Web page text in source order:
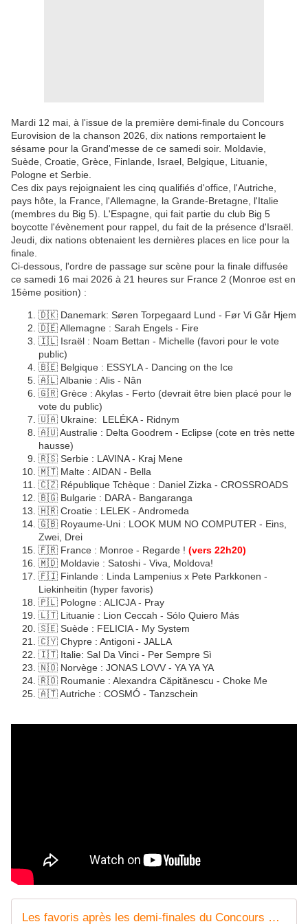
Mardi 12 mai, à l'issue de la première demi-finale du Concours
Eurovision de la chanson 2026, dix nations remportaient le
sésame pour la Grand'messe de ce samedi soir. Moldavie,
Suède, Croatie, Grèce, Finlande, Israel, Belgique, Lituanie,
Pologne et Serbie.
Ces dix pays rejoignaient les cinq qualifiés d'office, l'Autriche,
pays hôte, la France, l'Allemagne, la Grande-Bretagne, l'Italie
(membres du Big 5). L'Espagne, qui fait partie du club Big 5
boycotte l'évènement pour rappel, du fait de la présence d'Israël.
Jeudi, dix nations obtenaient les dernières places en lice pour la
finale.
Ci-dessous, l'ordre de passage sur scène pour la finale diffusée
ce samedi 16 mai 2026 à 21 heures sur France 2 (Monroe est en
15ème position) :
🇩🇰 Danemark: Søren Torpegaard Lund - Før Vi Går Hjem
🇩🇪 Allemagne : Sarah Engels - Fire
🇮🇱 Israël : Noam Bettan - Michelle (favori pour le vote
public)
🇧🇪 Belgique : ESSYLA - Dancing on the Ice
🇦🇱 Albanie : Alis - Nân
🇬🇷 Grèce : Akylas - Ferto (devrait être bien placé pour le
vote du public)
🇺🇦 Ukraine: LELÉKA - Ridnym
🇦🇺 Australie : Delta Goodrem - Eclipse (cote en très nette
hausse)
🇷🇸 Serbie : LAVINA - Kraj Mene
🇲🇹 Malte : AIDAN - Bella
🇨🇿 République Tchèque : Daniel Zizka - CROSSROADS
🇧🇬 Bulgarie : DARA - Bangaranga
🇭🇷 Croatie : LELEK - Andromeda
🇬🇧 Royaume-Uni : LOOK MUM NO COMPUTER - Eins,
Zwei, Drei
🇫🇷 France : Monroe - Regarde ! (vers 22h20)
🇲🇩 Moldavie : Satoshi - Viva, Moldova!
🇫🇮 Finlande : Linda Lampenius x Pete Parkkonen -
Liekinheitin (hyper favoris)
🇵🇱 Pologne : ALICJA - Pray
🇱🇹 Lituanie : Lion Ceccah - Sólo Quiero Más
🇸🇪 Suède : FELICIA - My System
🇨🇾 Chypre : Antigoni - JALLA
🇮🇹 Italie: Sal Da Vinci - Per Sempre Sì
🇳🇴 Norvège : JONAS LOVV - YA YA YA
🇷🇴 Roumanie : Alexandra Căpitănescu - Choke Me
🇦🇹 Autriche : COSMÓ - Tanzschein
Les favoris après les demi-finales du Concours Eurovision : Delta Goodrem impressionne, la cote de Akylas et Monroe s'écroule ! - LeBlogTVNews